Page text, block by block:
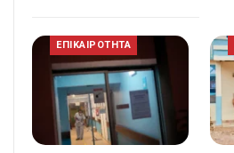
ΕΠΙΚΑΙΡΟΤΗΤΑ